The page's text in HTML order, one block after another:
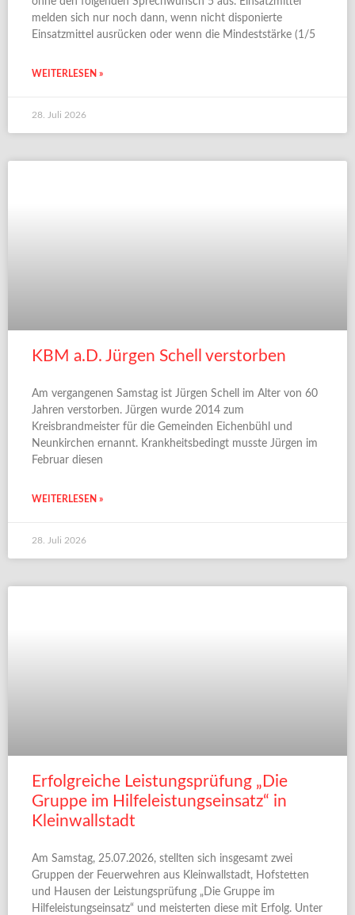
melden sich nur noch dann, wenn nicht disponierte
Einsatzmittel ausrücken oder wenn die Mindeststärke (1/5
WEITERLESEN »
28. Juli 2026
KBM a.D. Jürgen Schell verstorben
Am vergangenen Samstag ist Jürgen Schell im Alter von 60
Jahren verstorben. Jürgen wurde 2014 zum
Kreisbrandmeister für die Gemeinden Eichenbühl und
Neunkirchen ernannt. Krankheitsbedingt musste Jürgen im
Februar diesen
WEITERLESEN »
28. Juli 2026
Erfolgreiche Leistungsprüfung „Die
Gruppe im Hilfeleistungseinsatz“ in
Kleinwallstadt
Am Samstag, 25.07.2026, stellten sich insgesamt zwei
Gruppen der Feuerwehren aus Kleinwallstadt, Hofstetten
und Hausen der Leistungsprüfung „Die Gruppe im
Hilfeleistungseinsatz“ und meisterten diese mit Erfolg. Unter